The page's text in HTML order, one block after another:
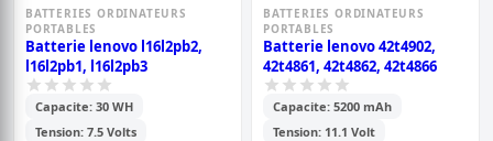
BATTERIES ORDINATEURS
PORTABLES
Batterie lenovo l16l2pb2,
l16l2pb1, l16l2pb3
Capacite: 30 WH
Tension: 7.5 Volts
BATTERIES ORDINATEURS
PORTABLES
Batterie lenovo 42t4902,
42t4861, 42t4862, 42t4866
Capacite: 5200 mAh
Tension: 11.1 Volt